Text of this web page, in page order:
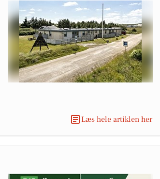
Læs hele artiklen her